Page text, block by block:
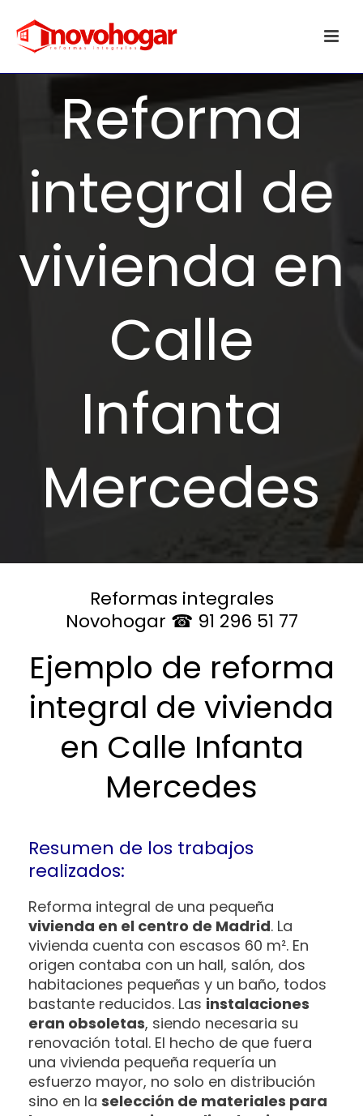
Reforma
integral de
vivienda en
Calle
Infanta
Mercedes
Reformas integrales
Novohogar ☎ 91 296 51 77
Ejemplo de reforma
integral de vivienda
en Calle Infanta
Mercedes
Resumen de los trabajos
realizados:
Reforma integral de una pequeña
vivienda en el centro de Madrid. La
vivienda cuenta con escasos 60 m². En
origen contaba con un hall, salón, dos
habitaciones pequeñas y un baño, todos
bastante reducidos. Las instalaciones
eran obsoletas, siendo necesaria su
renovación total. El hecho de que fuera
una vivienda pequeña requería un
esfuerzo mayor, no solo en distribución
sino en la selección de materiales para